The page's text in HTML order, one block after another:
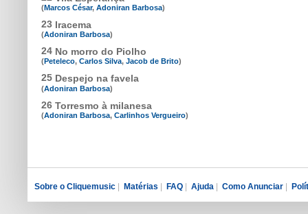
(Marcos César, Adoniran Barbosa)
23 Iracema
(Adoniran Barbosa)
24 No morro do Piolho
(Peteleco, Carlos Silva, Jacob de Brito)
25 Despejo na favela
(Adoniran Barbosa)
26 Torresmo à milanesa
(Adoniran Barbosa, Carlinhos Vergueiro)
Sobre o Cliquemusic Matérias FAQ Ajuda Como Anunciar